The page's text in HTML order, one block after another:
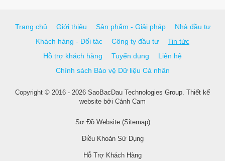
Trang chủ Giới thiệu Sản phẩm - Giải pháp
Nhà đầu tư
Khách hàng - Đối tác
Công ty đầu tư
Tin tức
Hỗ trợ khách hàng
Tuyển dụng
Liên hệ
Chính sách Bảo vệ Dữ liệu Cá nhân
Copyright © 2016 - 2026 SaoBacDau Technologies Group. Thiết kế
website bởi Cánh Cam
Sơ Đồ Website (Sitemap)
Điều Khoản Sử Dụng
Hỗ Trợ Khách Hàng